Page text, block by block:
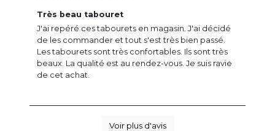
Très beau tabouret
J'ai repéré ces tabourets en magasin. J'ai décidé
de les commander et tout s'est très bien passé.
Les tabourets sont très confortables. Ils sont très
beaux. La qualité est au rendez-vous. Je suis ravie
de cet achat.
Voir plus d'avis